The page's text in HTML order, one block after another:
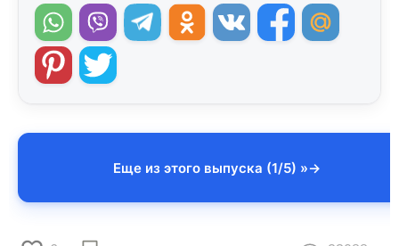
Еще из этого выпуска (1/5) »